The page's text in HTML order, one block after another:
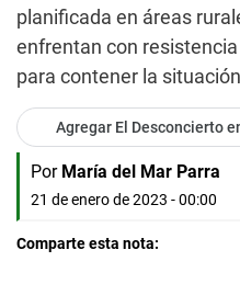
planificada en áreas
enfrentan con
para contener la
Agregar El Desconcierto
Por María del Mar Parra
21 de enero de 2023 - 00:00
Comparte esta nota: